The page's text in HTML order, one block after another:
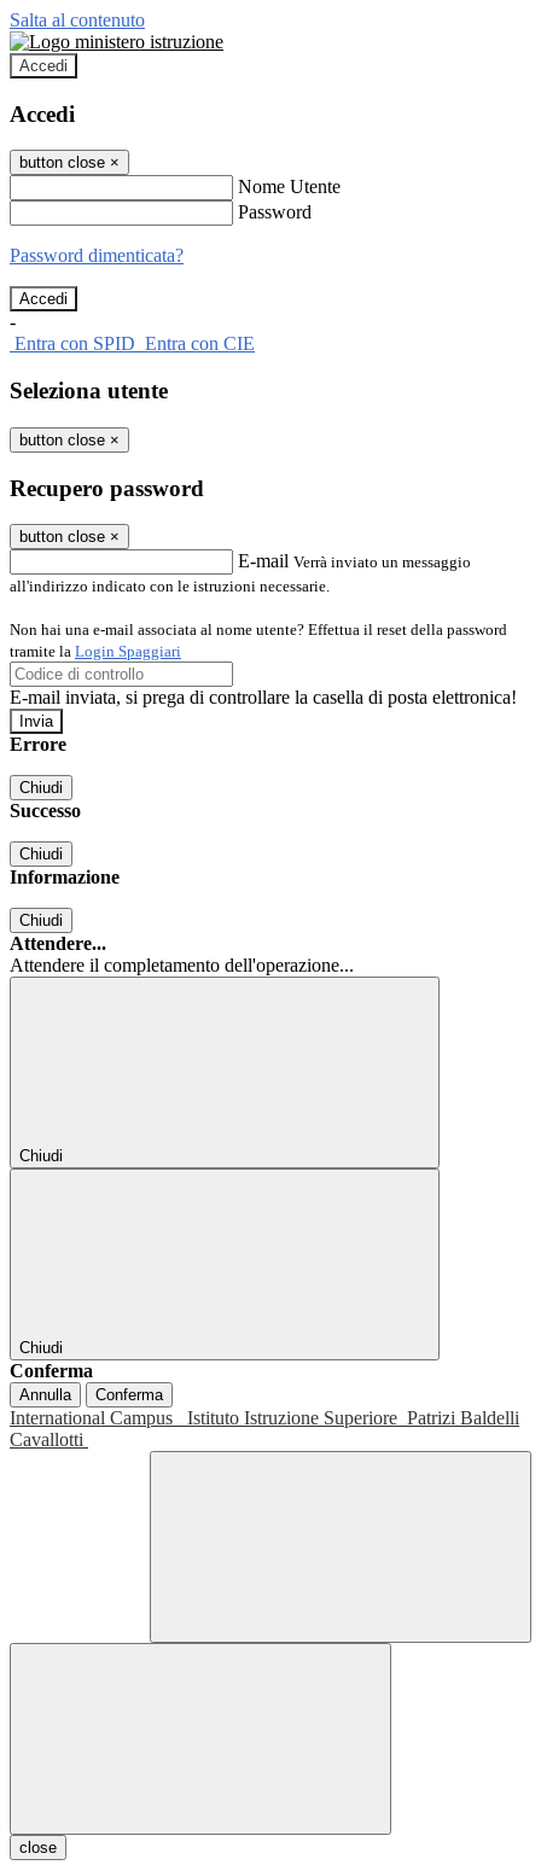
Salta al contenuto
Accedi
Accedi
button close ×
Nome Utente
Password
Password dimenticata?
-
Entra con SPID Entra con CIE
Seleziona utente
button close ×
Recupero password
button close ×
E-mail Verrà inviato un messaggio
all'indirizzo indicato con le istruzioni necessarie.
Non hai una e-mail associata al nome utente? Effettua il reset della password
tramite la Login Spaggiari
E-mail inviata, si prega di controllare la casella di posta elettronica!
Errore
Chiudi
Successo
Chiudi
Informazione
Chiudi
Attendere...
Attendere il completamento dell'operazione...
Chiudi
Chiudi
Conferma
Annulla Conferma
International Campus Istituto Istruzione Superiore Patrizi Baldelli
Cavallotti
close